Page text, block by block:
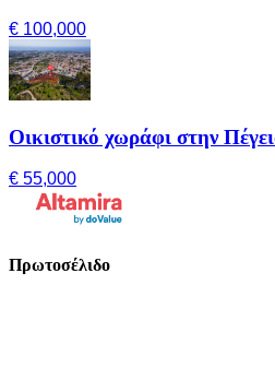
€ 100,000
Οικιστικό χωράφι στην
€ 55,000
Πρωτοσέλιδο